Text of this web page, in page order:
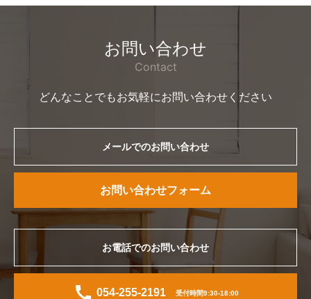
お問い合わせ
Contact
どんなことでもお気軽にお問い合わせください
メールでのお問い合わせ
お問い合わせフォーム
お電話でのお問い合わせ
054-255-2191 受付時間9:30-18:00